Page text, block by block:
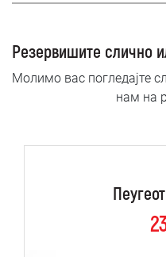
Резервишите слично
Молимо вас погледајте
нам на